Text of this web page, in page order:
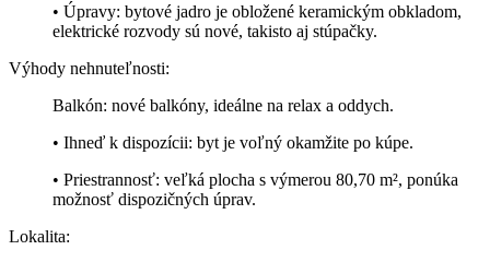
• Úpravy: bytové jadro je obložené keramickým obkladom,
elektrické rozvody sú nové, takisto aj stúpačky.
Výhody nehnuteľnosti:
Balkón: nové balkóny, ideálne na relax a oddych.
• Ihneď k dispozícii: byt je voľný okamžite po kúpe.
• Priestrannosť: veľká plocha s výmerou 80,70 m², ponúka
možnosť dispozičných úprav.
Lokalita: